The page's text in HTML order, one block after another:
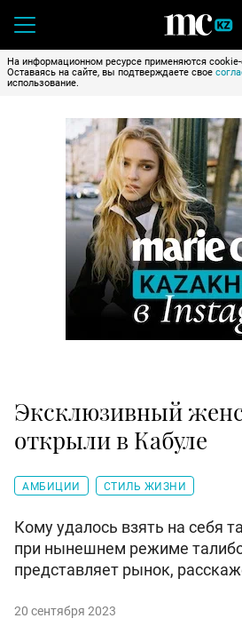
На информационном ресурсе применяются
Оставаясь на сайте, вы подтверждаете свое
использование.
Эксклюзивный
открыли в Кабуле
АМБИЦИИ СТИЛЬ ЖИЗНИ
Кому удалось взять на себя
при нынешнем режиме
представляет рынок,
20 сентября 2023